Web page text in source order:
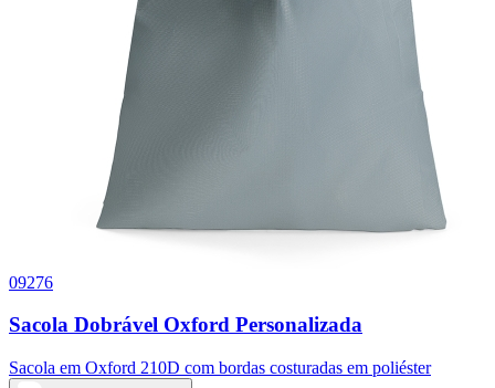
09276
Sacola Dobrável Oxford Personalizada
Sacola em Oxford 210D com bordas costuradas em poliéster